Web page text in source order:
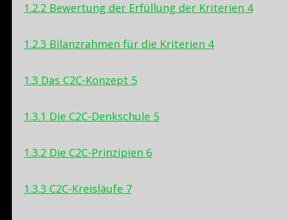
1.2.2 Bewertung der Erfüllung der Kriterien 4
1.2.3 Bilanzrahmen für die Kriterien 4
1.3 Das C2C-Konzept 5
1.3.1 Die C2C-Denkschule 5
1.3.2 Die C2C-Prinzipien 6
1.3.3 C2C-Kreisläufe 7